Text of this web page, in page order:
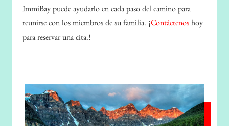
ImmiBay puede ayudarlo en cada paso del camino para
reunirse con los miembros de su familia. ¡Contáctenos hoy
para reservar una cita.!